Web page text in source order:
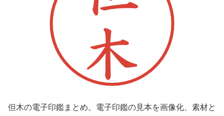
但木の電子印鑑まとめ。電子印鑑の見本を画像化、素材と